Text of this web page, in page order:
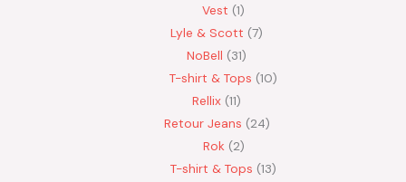
Vest 1
Lyle & Scott 7
NoBell
31
T-shirt & Tops 10
Rellix 11
Retour Jeans 24
Rok 2
T-shirt & Tops 13